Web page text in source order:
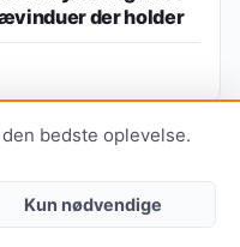
der holder
bedste oplevelse.
Kun nødvendige